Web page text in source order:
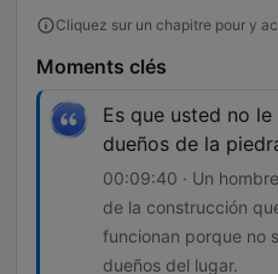
Cliquez sur un chapitre pour y
Moments clés
Es que usted no
dueños de la
00:09:40 · Un
de la construcción
funcionan porque no
dueños del lugar.